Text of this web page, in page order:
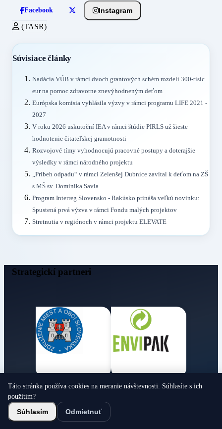
Facebook Instagram
(TASR)
Súvisiace články
Nadácia VÚB v rámci dvoch grantových schém rozdelí 300-tisíc
eur na pomoc zdravotne znevýhodneným deťom
Európska komisia vyhlásila výzvy v rámci programu LIFE 2021 -
2027
V roku 2026 uskutoční IEA v rámci štúdie PIRLS už šieste
hodnotenie čitateľskej gramotnosti
Rozvojové tímy vyhodnocujú pracovné postupy a doterajšie
výsledky v rámci národného projektu
„Príbeh odpadu“ v rámci Zelenšej Dubnice zavítal k deťom na ZŠ
s MŠ sv. Dominika Savia
Program Interreg Slovensko - Rakúsko prináša veľkú novinku:
Spustená prvá výzva v rámci Fondu malých projektov
Stretnutia v regiónoch v rámci projektu ELEVATE
Strategickí partneri
Obecné noviny
© 2026 Všetky práva vyhradené
Táto stránka používa cookies na meranie návštevnosti. Súhlasíte s ich
použitím?
Súhlasím Odmietnuť